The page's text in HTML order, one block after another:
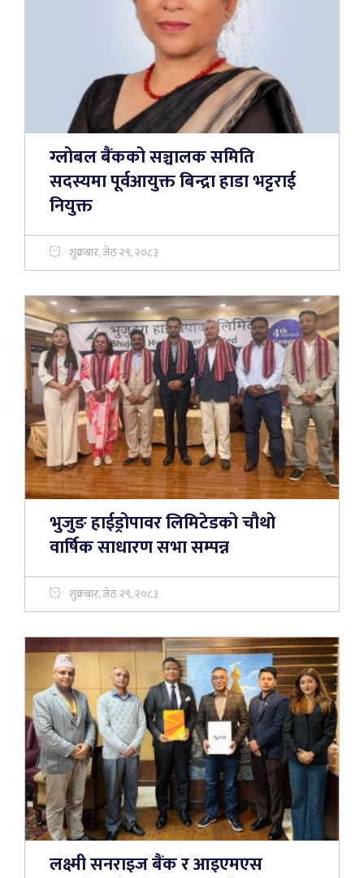
ग्लोबल बैंकको सञ्चालक समिति
सदस्यमा पूर्वआयुक्त बिन्द्रा हाडा भट्टराई
नियुक्त
शुक्रबार, जेठ २९, २०८३
भुजुङ हाईड्रोपावर लिमिटेडको चौथो
वार्षिक साधारण सभा सम्पन्न
शुक्रबार, जेठ २९, २०८३
लक्ष्मी सनराइज बैंक र आइएमएस